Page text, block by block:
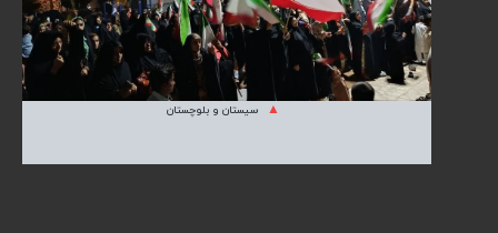
سیستان و بلوچستان